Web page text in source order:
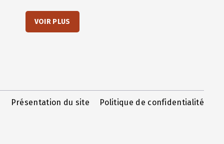
VOIR PLUS
Présentation du site Politique de confidentialité